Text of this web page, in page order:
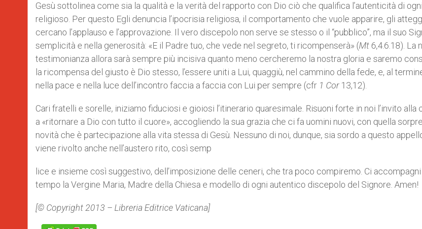
Gesù sottolinea come sia la qualità e la verità del rapporto con Dio ciò che qualifica l’autenticità di
religioso. Per questo Egli denuncia l’ipocrisia religiosa, il comportamento che vuole apparire, gli
cercano l’applauso e l’approvazione. Il vero discepolo non serve se stesso o il “pubblico”, ma il suo
semplicità e nella generosità: «E il Padre tuo, che vede nel segreto, ti ricompenserà» (Mt 6,4.6.18). La
testimonianza allora sarà sempre più incisiva quanto meno cercheremo la nostra gloria e saremo
la ricompensa del giusto è Dio stesso, l’essere uniti a Lui, quaggiù, nel cammino della fede, e, al
nella pace e nella luce dell’incontro faccia a faccia con Lui per sempre (cfr 1 Cor13,12).
Cari fratelli e sorelle, iniziamo fiduciosi e gioiosi l’itinerario quaresimale. Risuoni forte in noi l’invito alla
a «ritornare a Dio con tutto il cuore», accogliendo la sua grazia che ci fa uomini nuovi, con quella
novità che è partecipazione alla vita stessa di Gesù. Nessuno di noi, dunque, sia sordo a questo
viene rivolto anche nell’austero rito, così semp
lice e insieme così suggestivo, dell’imposizione delle ceneri, che tra poco compiremo. Ci
tempo la Vergine Maria, Madre della Chiesa e modello di ogni autentico discepolo del Signore. Amen!
[© Copyright 2013 – Libreria Editrice Vaticana]